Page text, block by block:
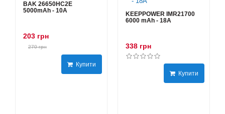
BAK 26650HC2E
5000mAh - 10А
203 грн
270 грн
Купити
KEEPPOWER IMR21700
6000 mAh - 18А
338 грн
Купити